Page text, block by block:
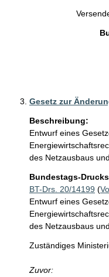
Gesetz zur
Beschreibung:
Entwurf eines
des Netzausbaus
Bundestags-
BT-Drs. 20/14199 (
Entwurf eines
des Netzausbaus
Zuständiges
Zuvor: